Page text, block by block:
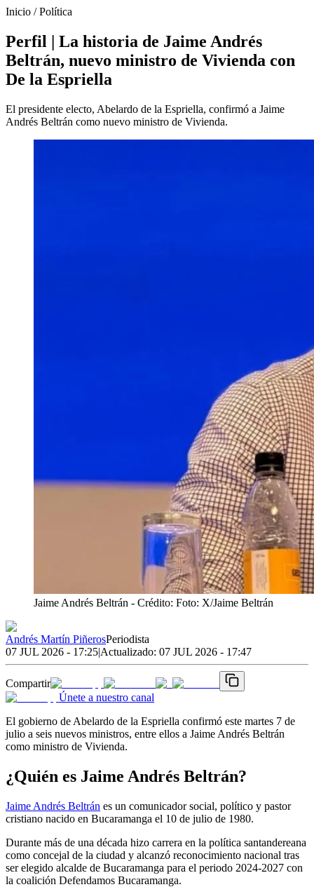
Inicio /Política
Perfil | La historia de Jaime Andrés
Beltrán, nuevo ministro de Vivienda con
De la Espriella
El presidente electo, Abelardo de la Espriella, confirmó a Jaime
Andrés Beltrán como nuevo ministro de Vivienda.
Jaime Andrés Beltrán - Crédito: Foto: X/Jaime Beltrán
Andrés Martín PiñerosPeriodista
07 JUL 2026 - 17:25|Actualizado: 07 JUL 2026 - 17:47
Compartir
Únete a nuestro canal
El gobierno de Abelardo de la Espriella confirmó este martes 7 de
julio a seis nuevos ministros, entre ellos a Jaime Andrés Beltrán
como ministro de Vivienda.
¿Quién es Jaime Andrés Beltrán?
Jaime Andrés Beltrán es un comunicador social, político y pastor
cristiano nacido en Bucaramanga el 10 de julio de 1980.
Durante más de una década hizo carrera en la política santandereana
como concejal de la ciudad y alcanzó reconocimiento nacional tras
ser elegido alcalde de Bucaramanga para el periodo 2024-2027 con
la coalición Defendamos Bucaramanga.